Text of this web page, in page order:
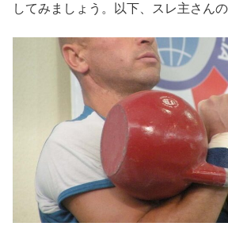
してみましょう。以下、スレ主さんの